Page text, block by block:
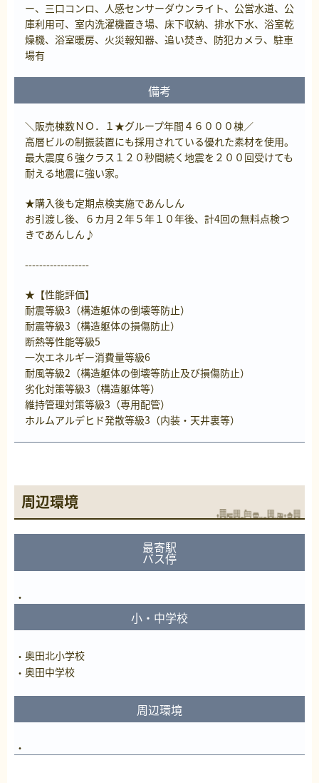
ー、三口コンロ、人感センサーダウンライト、公営水道、公
庫利用可、室内洗濯機置き場、床下収納、排水下水、浴室乾
燥機、浴室暖房、火災報知器、追い焚き、防犯カメラ、駐車
場有
備考
＼販売棟数ＮＯ．１★グループ年間４６０００棟／
高層ビルの制振装置にも採用されている優れた素材を使用。
最大震度６強クラス１２０秒間続く地震を２００回受けても
耐える地震に強い家。
★購入後も定期点検実施であんしん
お引渡し後、６カ月２年５年１０年後、計4回の無料点検つ
きであんしん♪
------------------
★【性能評価】
耐震等級3（構造躯体の倒壊等防止）
耐震等級3（構造躯体の損傷防止）
断熱等性能等級5
一次エネルギー消費量等級6
耐風等級2（構造躯体の倒壊等防止及び損傷防止）
劣化対策等級3（構造躯体等）
維持管理対策等級3（専用配管）
ホルムアルデヒド発散等級3（内装・天井裏等）
周辺環境
最寄駅
バス停
小・中学校
奥田北小学校
奥田中学校
周辺環境